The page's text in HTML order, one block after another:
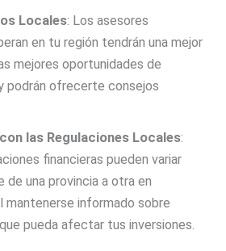
Locales: Los asesores
en tu región tendrán una mejor
mejores oportunidades de
podrán ofrecerte consejos
las Regulaciones Locales:
financieras pueden variar
una provincia a otra en
mantenerse informado sobre
pueda afectar tus inversiones.